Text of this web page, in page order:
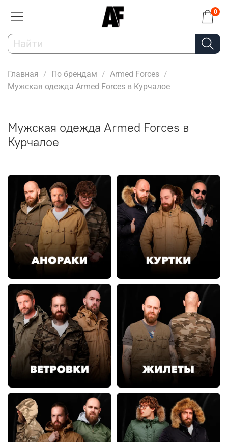
0
Главная По брендам
Armed Forces
Мужская одежда Armed Forces в Курчалое
Мужская одежда Armed Forces в
Курчалое